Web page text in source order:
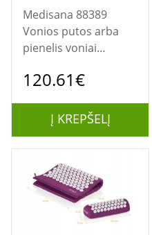
Medisana 88389
Vonios putos arba
pienelis voniai
120.61€
Į KREPŠELĮ